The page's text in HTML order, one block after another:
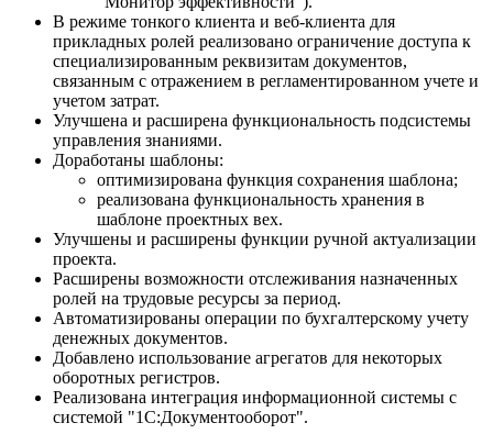
В режиме тонкого клиента и веб-клиента для
прикладных ролей реализовано ограничение доступа к
специализированным реквизитам документов,
связанным с отражением в регламентированном учете и
учетом затрат.
Улучшена и расширена функциональность подсистемы
управления знаниями.
Доработаны шаблоны:
оптимизирована функция сохранения шаблона;
реализована функциональность хранения в
шаблоне проектных вех.
Улучшены и расширены функции ручной актуализации
проекта.
Расширены возможности отслеживания назначенных
ролей на трудовые ресурсы за период.
Автоматизированы операции по бухгалтерскому учету
денежных документов.
Добавлено использование агрегатов для некоторых
оборотных регистров.
Реализована интеграция информационной системы с
системой "1С:Документооборот".